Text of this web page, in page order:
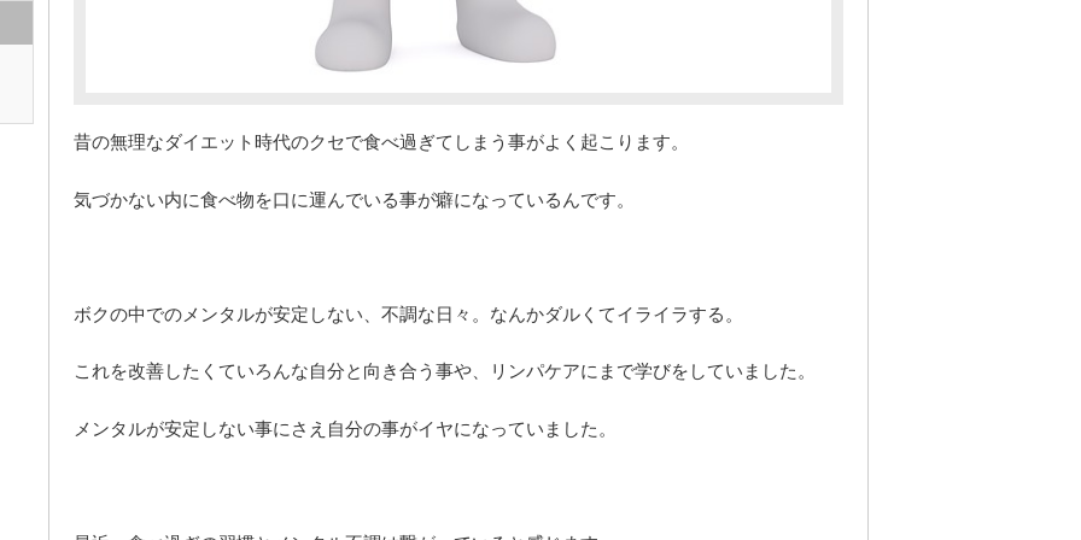
昔の無理なダイエット時代のクセで食べ過ぎてしまう事がよく起こります。
気づかない内に食べ物を口に運んでいる事が癖になっているんです。
ボクの中でのメンタルが安定しない、不調な日々。なんかダルくてイライラする。
これを改善したくていろんな自分と向き合う事や、リンパケアにまで学びをしていました。
メンタルが安定しない事にさえ自分の事がイヤになっていました。